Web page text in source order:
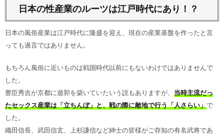
日本の性産業のルーツは江戸時代にあり！？
日本の風俗産業は江戸時代に隆盛を迎え、現在の産業基盤を作ったと言
っても過言ではありません。
もちろん風俗に近いものは戦国時代以前にもないわけではありませんで
した。
豊臣秀吉が京都に遊郭を築いていたいう説もありますが、 当時主流だっ
たセックス産業は「立ちんぼ」と、戦の際に敵地で行う「人さらい」で
した。
織田信長、武田信玄、上杉謙信など紳士の皆様がご存知の有名武将であ